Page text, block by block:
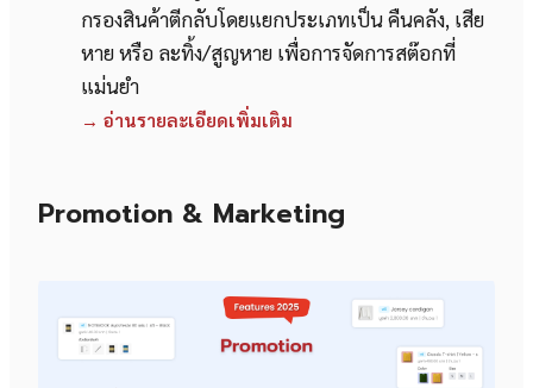
กรองสินค้าตีกลับโดยแยกประเภทเป็น คืนคลัง, เสีย
หาย หรือ ละทิ้ง/สูญหาย เพื่อการจัดการสต๊อกที่
แม่นยำ
→ อ่านรายละเอียดเพิ่มเติม
Promotion & Marketing